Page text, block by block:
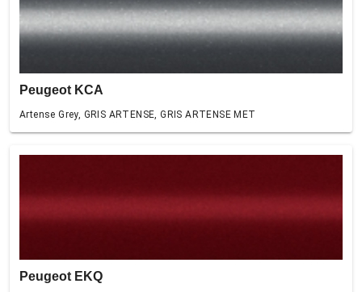
Peugeot KCA
Artense Grey, GRIS ARTENSE, GRIS ARTENSE MET
Peugeot EKQ